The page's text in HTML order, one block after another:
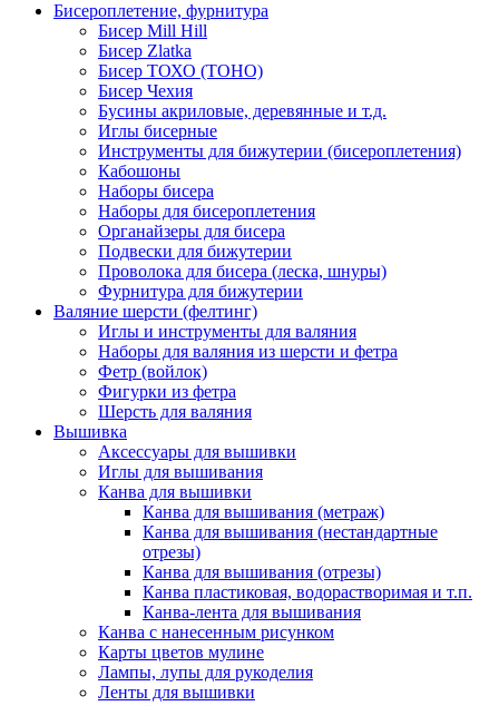
Бисероплетение, фурнитура
Бисер Mill Hill
Бисер Zlatka
Бисер ТОХО (TOHO)
Бисер Чехия
Бусины акриловые, деревянные и т.д.
Иглы бисерные
Инструменты для бижутерии (бисероплетения)
Кабошоны
Наборы бисера
Наборы для бисероплетения
Органайзеры для бисера
Подвески для бижутерии
Проволока для бисера (леска, шнуры)
Фурнитура для бижутерии
Валяние шерсти (фелтинг)
Иглы и инструменты для валяния
Наборы для валяния из шерсти и фетра
Фетр (войлок)
Фигурки из фетра
Шерсть для валяния
Вышивка
Аксессуары для вышивки
Иглы для вышивания
Канва для вышивки
Канва для вышивания (метраж)
Канва для вышивания (нестандартные
отрезы)
Канва для вышивания (отрезы)
Канва пластиковая, водорастворимая и т.п.
Канва-лента для вышивания
Канва с нанесенным рисунком
Карты цветов мулине
Лампы, лупы для рукоделия
Ленты для вышивки